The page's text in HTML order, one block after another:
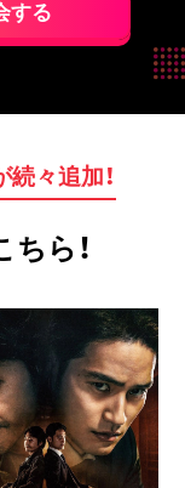
する
々追加！
ら！